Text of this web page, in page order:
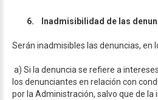
6. Inadmisibilidad de las
Serán inadmisibles las denuncias, en
a) Si la denuncia se refiere a
los denunciantes en relación con
por la Administración, salvo que de